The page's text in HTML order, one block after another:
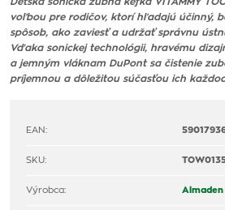
voľbou pre rodičov, ktorí hľadajú účinný,
spôsob, ako zaviesť a udržať správnu
Vďaka sonickej technológii, hravému
a jemným vláknam DuPont sa čistenie
príjemnou a dôležitou súčasťou ich
EAN:
SKU:
Výrobca: Almaden